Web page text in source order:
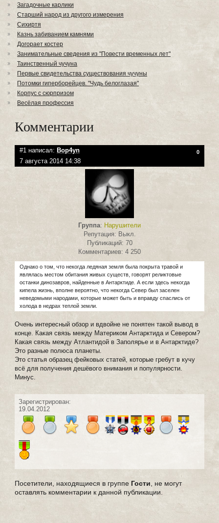
Загадочные карлики
Старший народ из другого измерения
Сихиртя
Казнь забиванием камнями
Догорает костер
Занимательные сведения из "Повести временных лет"
Таинственный чучуна
Первые свидетельства существования чучуны
Потомки гиперборейцев. "Чудь белоглазая"
Корпус с сюрпризом
Весёлая профессия
Комментарии
#1 написал: Bop4yn 0
7 августа 2014 14:38
Группа: Нарушители
Репутация: Выкл.
Публикаций: 70
Комментариев: 4 250
Однако о том, что некогда ледяная земля была покрыта травой и
являлась местом обитания живых существ, говорят реликтовые
останки динозавров, найденные в Антарктиде. А если здесь некогда
кипела жизнь, вполне вероятно, что некогда Север был заселен
неведомыми народами, которые может быть и вправду спаслись от
холода в недрах теплой земли.
Очень интересный обзор и вдвойне не понятен такой вывод в
конце. Какая связь между Материком Антарктида и Севером?
Какая связь между Атлантидой в Заполярье и в Антарктиде?
Это разные полюса планеты.
Это статья образец фейковых статей, которые гребут в кучу
всё для получения дешёвого внимания и популярности.
Минус.
Зарегистрирован:
19.04.2012
Посетители, находящиеся в группе Гости , не могут
оставлять комментарии к данной публикации.